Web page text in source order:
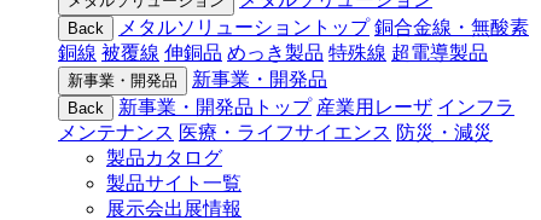
Back メタルソリューショントップ 銅合金線・無酸素
銅線 被覆線 伸銅品 めっき製品 特殊線 超電導製品
新事業・開発品 新事業・開発品
Back 新事業・開発品トップ 産業用レーザ インフラ
メンテナンス 医療・ライフサイエンス 防災・減災
製品カタログ
製品サイト一覧
展示会出展情報